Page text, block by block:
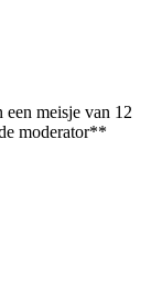
meisje van 12
moderator**